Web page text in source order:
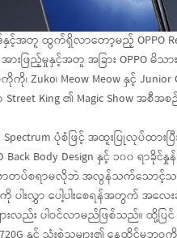
နှင့်အတူ ထွက်ရှိလာတော့မည့် OPPO
းဖြည့်မှုနှင့်အတူ အခြား OPPO မိ
ကို၊ Zuko၊ Meow Meow နှင့်
King ၏ Magic Show အစီအစ
Spectrum ပုံစံဖြင့် အထူးပြုလုပ်ထာ
Body Design နှင့် ၁၀၀ ရာခို
ာတပ်စရာမလိုဘဲ အလွန်သက်သောင့်
ါးလွှာ ပေါ့ပါးစေရန်အတွက် အလေး
ည်း ပါဝင်လာမည်ဖြစ်သည်။ ထို့ပြင်